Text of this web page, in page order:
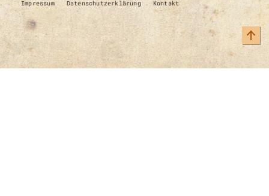
Impressum Datenschutzerklärung Kontakt